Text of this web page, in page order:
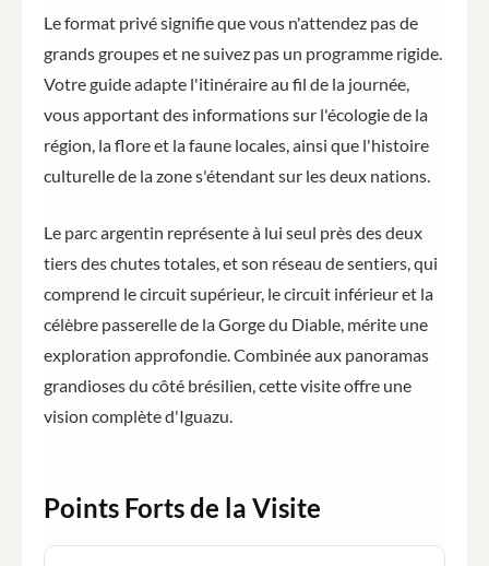
Le format privé signifie que vous n'attendez pas de
grands groupes et ne suivez pas un programme rigide.
Votre guide adapte l'itinéraire au fil de la journée,
vous apportant des informations sur l'écologie de la
région, la flore et la faune locales, ainsi que l'histoire
culturelle de la zone s'étendant sur les deux nations.
Le parc argentin représente à lui seul près des deux
tiers des chutes totales, et son réseau de sentiers, qui
comprend le circuit supérieur, le circuit inférieur et la
célèbre passerelle de la Gorge du Diable, mérite une
exploration approfondie. Combinée aux panoramas
grandioses du côté brésilien, cette visite offre une
vision complète d'Iguazu.
Points Forts de la Visite